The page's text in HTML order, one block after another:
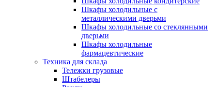
Шкафы холодильные с
металлическими дверьми
Шкафы холодильные со стеклянными
дверьми
Шкафы холодильные
фармацевтические
Техника для склада
Тележки грузовые
Штабелеры